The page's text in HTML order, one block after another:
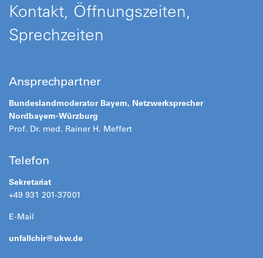
Kontakt, Öffnungszeiten,
Sprechzeiten
Ansprechpartner
Bundeslandmoderator Bayern, Netzwerksprecher
Nordbayern-Würzburg
Prof. Dr. med. Rainer H. Meffert
Telefon
Sekretariat
+49 931 201-37001
E-Mail
unfallchir@ukw.de